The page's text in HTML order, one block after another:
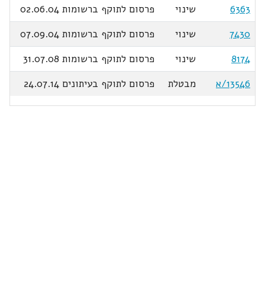
6363
שינוי
פרסום לתוקף ברשומות 02.06.04
7430
שינוי
פרסום לתוקף ברשומות 07.09.04
8174
שינוי
פרסום לתוקף ברשומות 31.07.08
13546/א
מבטלת פרסום לתוקף בעיתונים 24.07.14